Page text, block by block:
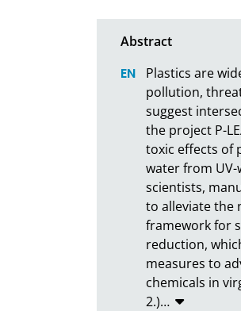
Plastics are
pollution,
suggest
the project P-
toxic effects of
water from
scientists,
to alleviate the
framework for
reduction,
measures to
chemicals in
2.)…